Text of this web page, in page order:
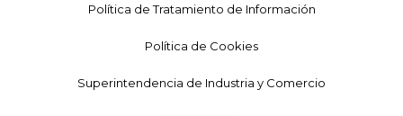
Política de Tratamiento de Información
Política de Cookies
Superintendencia de Industria y Comercio